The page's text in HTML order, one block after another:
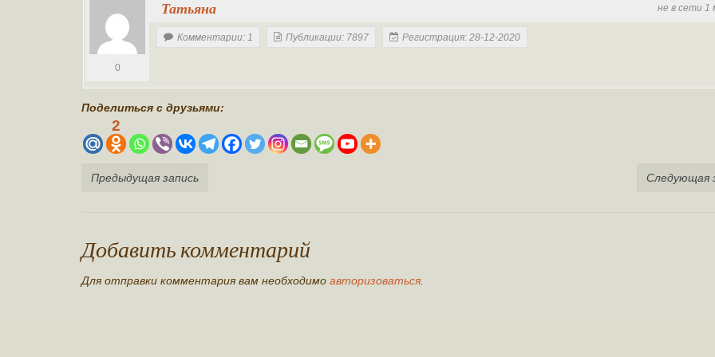
не в сети 1
Татьяна
0
Комментарии: 1 Публикации: 7897 Регистрация: 28-12-2020
Поделиться с друзьями:
2
Предыдущая запись Следующая
Добавить комментарий
Для отправки комментария вам необходимо авторизоваться